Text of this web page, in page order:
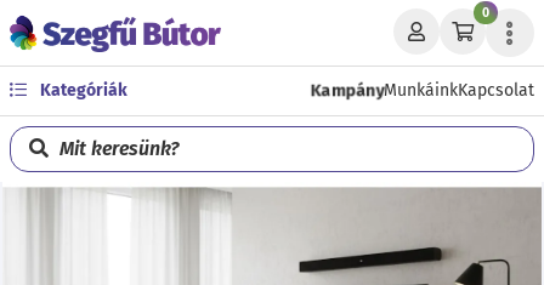
0
Kategóriák KampányMunkáinkKapcsolat
Mit keresünk?